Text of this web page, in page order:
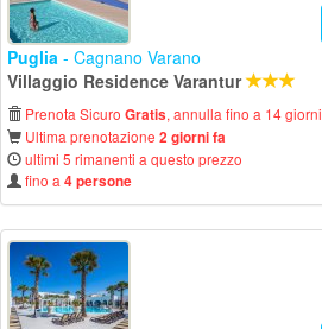
Puglia - Cagnano Varano
Villaggio Residence Varantur
Prenota Sicuro Gratis, annulla fino a 14 giorni
Ultima prenotazione 2 giorni fa
ultimi 5 rimanenti a questo prezzo
fino a 4 persone